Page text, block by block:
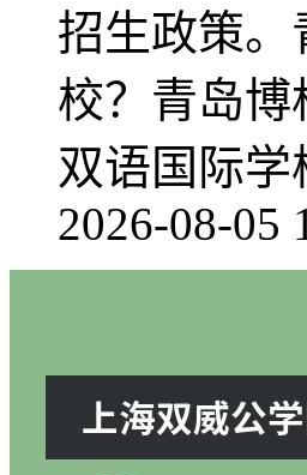
招生政策
校？青岛博
双语国际学
2026-08-05